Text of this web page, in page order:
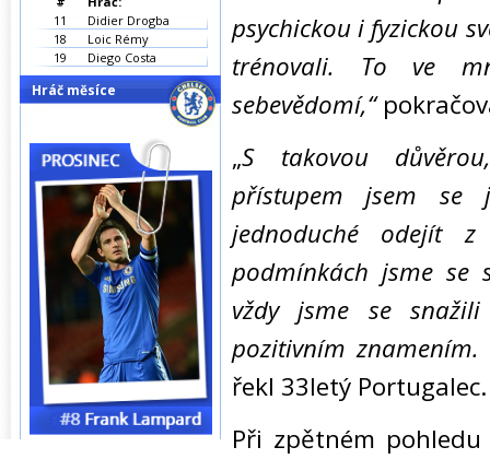
psychickou i fyzickou
trénovali. To ve
sebevědomí,“
„S takovou
přístupem jsem se
jednoduché odejít
podmínkách jsme se
vždy jsme se
pozitivním znamením.
řekl 33letý Portugalec.
Při zpětném
11
Didier Drogba
18
Loic Rémy
19
Diego Costa
Hráč měsíce